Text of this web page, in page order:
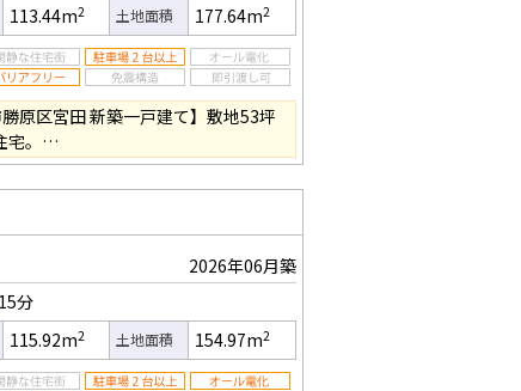
113.44m2 土地面積 177.64m2
原区宮田 新築一戸建て】敷地53坪
宅。…
2026年06月築
分
115.92m2 土地面積 154.97m2